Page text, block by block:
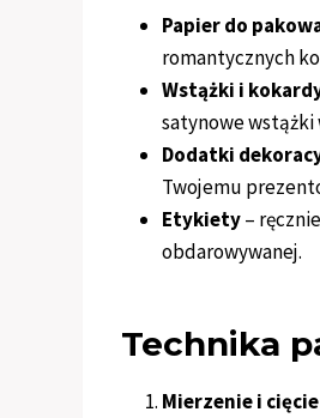
Papier do
romantycznych
Wstążki i
satynowe wstążki
Dodatki
Twojemu
Etykiety–
obdarowywanej.
Technika
Mierzenie i